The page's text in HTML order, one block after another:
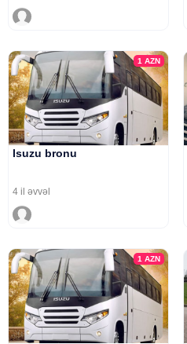
1AZN
Isuzu bronu
4 il əvvəl
1AZN